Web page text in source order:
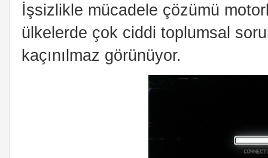
İşsizlikle mücadele çözümü
ülkelerde çok ciddi toplumsal
kaçınılmaz görünüyor.